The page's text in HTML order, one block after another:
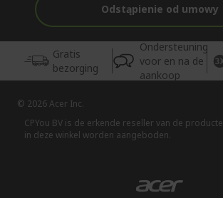
Odstąpienie od umowy
Gratis
bezorging
Ondersteuning
voor en na de
aankoop
© 2026 Acer Inc.
CPYou BV is de erkende reseller van de
in deze winkel worden aangeboden.